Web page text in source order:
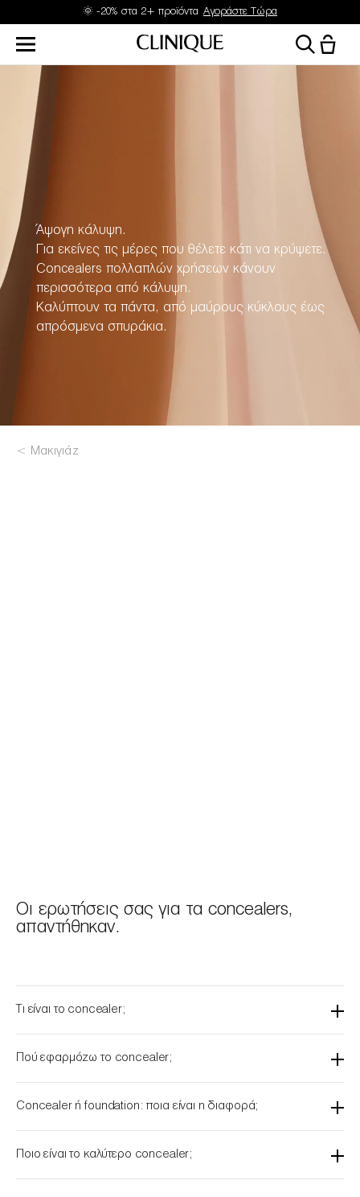
🌞 -20% στα 2+ προϊόντα Αγοράστε Τώρα
Άψογη κάλυψη.
Για εκείνες τις μέρες που θέλετε κάτι να κρύψετε.
Concealers πολλαπλών χρήσεων κάνουν
περισσότερα από κάλυψη.
Καλύπτουν τα πάντα, από μαύρους κύκλους έως
απρόσμενα σπυράκια.
Μακιγιάζ
Οι ερωτήσεις σας για τα concealers,
απαντήθηκαν.
Τι είναι το concealer;
Πού εφαρμόζω το concealer;
Concealer ή foundation: ποια είναι η διαφορά;
Ποιο είναι το καλύτερο concealer;